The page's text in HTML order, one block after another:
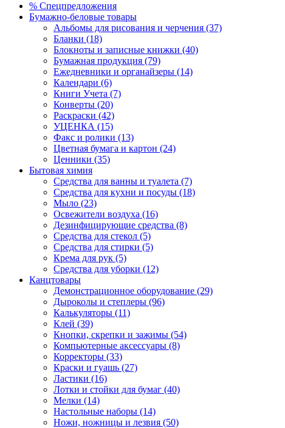
% Спецпредложения
Бумажно-беловые товары
Альбомы для рисования и черчения (37)
Бланки (18)
Блокноты и записные книжки (40)
Бумажная продукция (79)
Ежедневники и органайзеры (14)
Календари (6)
Книги Учета (7)
Конверты (20)
Раскраски (42)
УЦЕНКА (15)
Факс и ролики (13)
Цветная бумага и картон (24)
Ценники (35)
Бытовая химия
Средства для ванны и туалета (7)
Средства для кухни и посуды (18)
Мыло (23)
Освежители воздуха (16)
Дезинфицирующие средства (8)
Средства для стекол (5)
Средства для стирки (5)
Крема для рук (5)
Средства для уборки (12)
Канцтовары
Демонстрационное оборудование (29)
Дыроколы и степлеры (96)
Калькуляторы (11)
Клей (39)
Кнопки, скрепки и зажимы (54)
Компьютерные аксессуары (8)
Корректоры (33)
Краски и гуашь (27)
Ластики (16)
Лотки и стойки для бумаг (40)
Мелки (14)
Настольные наборы (14)
Ножи, ножницы и лезвия (50)